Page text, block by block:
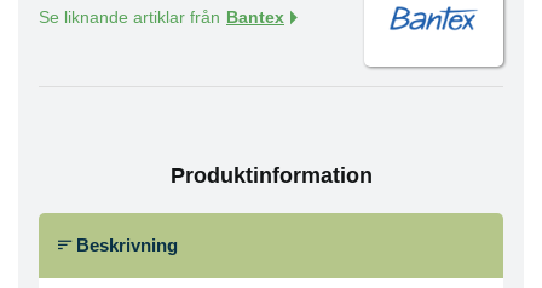
Se liknande artiklar från Bantex
Produktinformation
Beskrivning